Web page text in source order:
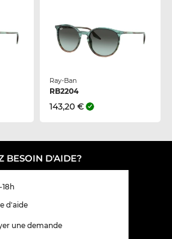
Ray-Ban
RB2204
143,20 €
BESOIN D'AIDE?
d'aide
une demande